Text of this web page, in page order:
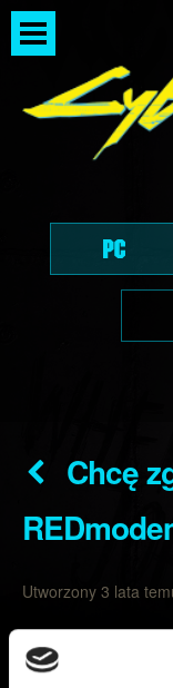
Chcę zgłosić problem z
Utworzony 3 lata
Aby zgłosić
skorzystaj z